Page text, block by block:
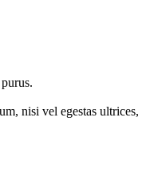
nisi vel egestas